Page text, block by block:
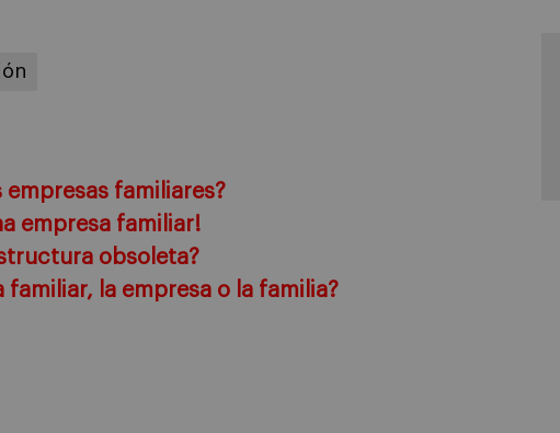
empresas familiares?
empresa familiar!
obsoleta?
familiar, la empresa o la familia?